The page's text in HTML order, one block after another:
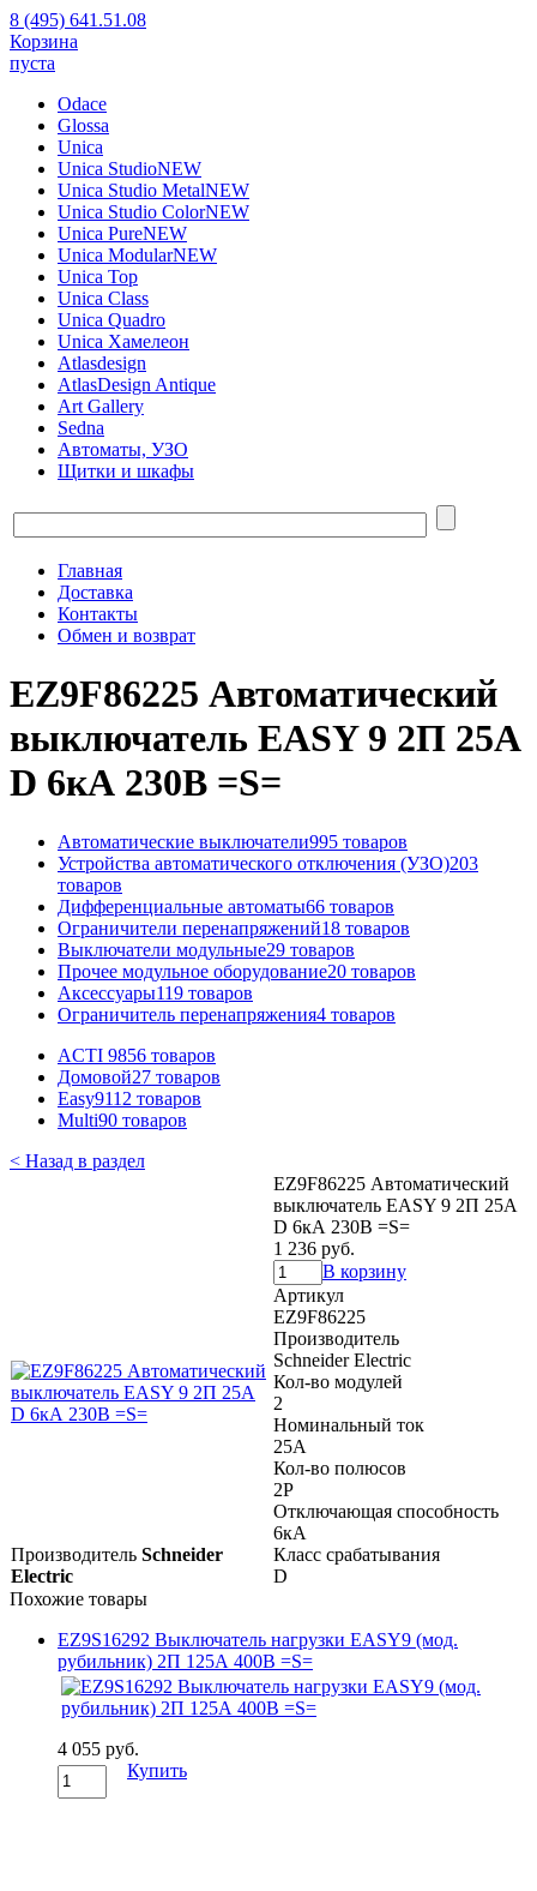
8 (495) 641.51.08
Корзина
пуста
Odace
Glossa
Unica
Unica StudioNEW
Unica Studio MetalNEW
Unica Studio ColorNEW
Unica PureNEW
Unica ModularNEW
Unica Top
Unica Class
Unica Quadro
Unica Хамелеон
Atlasdesign
AtlasDesign Antique
Art Gallery
Sedna
Автоматы, УЗО
Щитки и шкафы
Главная
Доставка
Контакты
Обмен и возврат
EZ9F86225 Автоматический
выключатель EASY 9 2П 25А
D 6кА 230В =S=
Автоматические выключатели995 товаров
Устройства автоматического отключения (УЗО)203
товаров
Дифференциальные автоматы66 товаров
Ограничители перенапряжений18 товаров
Выключатели модульные29 товаров
Прочее модульное оборудование20 товаров
Аксессуары119 товаров
Ограничитель перенапряжения4 товаров
ACTI 9856 товаров
Домовой27 товаров
Easy9112 товаров
Multi90 товаров
< Назад в раздел
EZ9F86225 Автоматический
выключатель EASY 9 2П 25А
D 6кА 230В =S=
1 236 руб.
В корзину
Артикул
EZ9F86225
Производитель
Schneider Electric
Кол-во модулей
2
Номинальный ток
25А
Кол-во полюсов
2P
Отключающая способность
6кА
Класс срабатывания
D
Производитель Schneider
Electric
Похожие товары
EZ9S16292 Выключатель нагрузки EASY9 (мод.
рубильник) 2П 125А 400В =S=
4 055 руб.
Купить